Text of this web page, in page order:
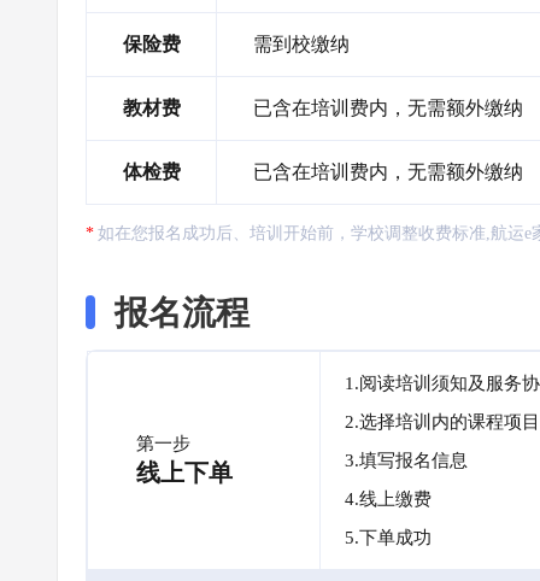
保险费 需到校缴纳
教材费 已含在培训费内，无需额外缴纳
体检费 已含在培训费内，无需额外缴纳
如在您报名成功后、培训开始前，学校调整收费标准,航运
报名流程
第一步
线上下单
1.阅读培训须知及服务
2.选择培训内的课程项目
3.填写报名信息
4.线上缴费
5.下单成功